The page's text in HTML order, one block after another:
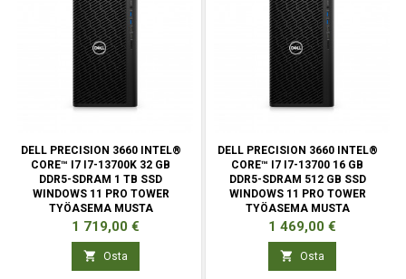
DELL PRECISION 3660 INTEL®
CORE™ I7 I7-13700K 32 GB
DDR5-SDRAM 1 TB SSD
WINDOWS 11 PRO TOWER
TYÖASEMA MUSTA
Hinta
1 719,00 €
 Osta
DELL PRECISION 3660 INTEL®
CORE™ I7 I7-13700 16 GB
DDR5-SDRAM 512 GB SSD
WINDOWS 11 PRO TOWER
TYÖASEMA MUSTA
Hinta
1 469,00 €
 Osta